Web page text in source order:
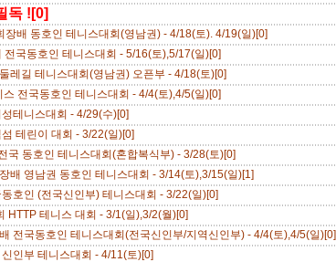
독 ![0]
장배 동호인 테니스대회(영남권) - 4/18(토). 4/19(일)[0]
전국동호인 테니스대회 - 5/16(토),5/17(일)[0]
레길 테니스대회(영남권) 오픈부 - 4/18(토)[0]
전국동호인 테니스대회 - 4/4(토),4/5(일)[0]
테니스대회 - 4/29(수)[0]
테린이 대회 - 3/22(일)[0]
국 동호인 테니스대회(혼합복식부) - 3/28(토)[0]
배 영남권 동호인 테니스대회 - 3/14(토),3/15(일)[1]
호인 (전국신인부) 테니스대회 - 3/22(일)[0]
HTTP 테니스 대회 - 3/1(일),3/2(월)[0]
전국동호인 테니스대회(전국신인부/지역신인부) - 4/4(토),4/5(일)[0]
인부 테니스대회 - 4/11(토)[0]